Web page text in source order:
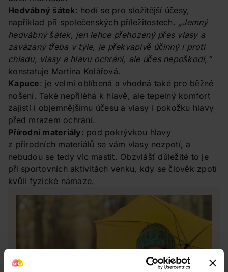
Hedvábný šátek: hodí se pro složitější účesy,
například při společenských příležitostech. „Jemný
hedvábný šátek, jen lehce přehozený přes vlasy a
zavázaný třeba v týle, je překvapivě účinný i proti
chladu, vlasy a hlavu ochrání, ale účes nepoškodí,“
konstatuje Martina Kolářová.
Kapuce: je velmi oblíbená a vhodná také pro běžné
nošení. Také nepřiléhá k hlavě, ale tepelný komfort
zajistí i objemnějšímu účesu a vlasy i pokožku hlavy
před mrazem ochrání.
Přírodní materiály: pod pokrývkou hlavy
z přírodních materiálů se vám vlasy nezpotí, a
nebudou se tedy víc mastit. Obzvlášť důležité to je
při sportovních aktivitách venku, kdy se člověk zpotí
kvůli fyzické námaze.